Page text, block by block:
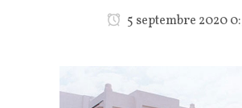
5 septembre 2020